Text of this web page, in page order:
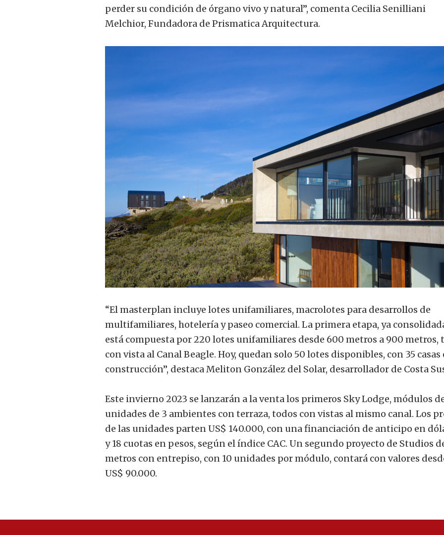
perder su condición de órgano vivo y natural”, comenta Cecilia Senilliani
Melchior, Fundadora de Prismatica Arquitectura.
“El masterplan incluye lotes unifamiliares, macrolotes para desarrollos de
multifamiliares, hotelería y paseo comercial. La primera etapa, ya
está compuesta por 220 lotes unifamiliares desde 600 metros a 900 metros,
con vista al Canal Beagle. Hoy, quedan solo 50 lotes disponibles, con 35 casas
construcción”, destaca Meliton González del Solar, desarrollador de Costa
Este invierno 2023 se lanzarán a la venta los primeros Sky Lodge, módulos
unidades de 3 ambientes con terraza, todos con vistas al mismo canal. Los
de las unidades parten US$ 140.000, con una financiación de anticipo en
y 18 cuotas en pesos, según el índice CAC. Un segundo proyecto de Studios
metros con entrepiso, con 10 unidades por módulo, contará con valores
US$ 90.000.